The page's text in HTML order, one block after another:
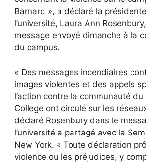
Barnard », a déclaré la
l’université, Laura Ann
message envoyé dimanche à la
du campus.
« Des messages incendiaires
images violentes et des appels
l’action contre la communauté du
College ont circulé sur les
déclaré Rosenbury dans le
l’université a partagé avec la
New York. « Toute déclaration
violence ou les préjudices, y